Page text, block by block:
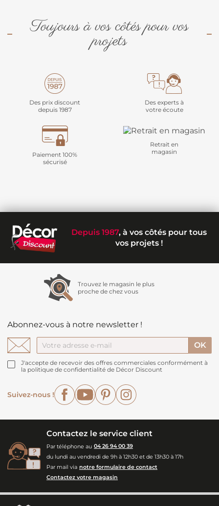
Toujours à vos côtés pour vos
projets
Des prix discount
depuis 1987
Des experts à
votre écoute
Paiement 100%
sécurisé
Retrait en
magasin
Depuis 1987, à vos côtés pour tous
vos projets !
Trouvez le magasin le plus
proche de chez vous
Abonnez-vous à notre newsletter !
J'accepte de recevoir des offres commerciales conformément à
la politique de confidentialité de Décor Discount
Suivez-nous !
FacebookYouTubePinterest
Contactez le service client
Par téléphone au 04 26 94 00 39
du lundi au vendredi de 9h à 12h30 et de 13h30 à 17h
Par mail via notre formulaire de contact
Contactez votre magasin